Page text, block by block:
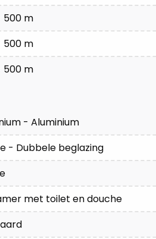
500 m
500 m
500 m
- Aluminium
- Dubbele beglazing
met toilet en douche